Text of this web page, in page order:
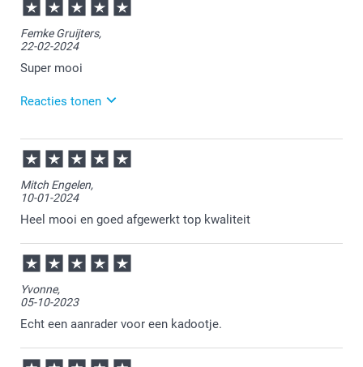
Femke Gruijters,
22-02-2024
Super mooi
Reacties tonen
23-02-2024
10:45
Bedankt voor je review. Fijn te vernemen dat je
tevreden bent over je foto op acryl.
Heel veel plezier ervan en wellicht tot een volgende
keer!
Mitch Engelen,
10-01-2024
Heel mooi en goed afgewerkt top kwaliteit
Yvonne,
05-10-2023
Echt een aanrader voor een kadootje.